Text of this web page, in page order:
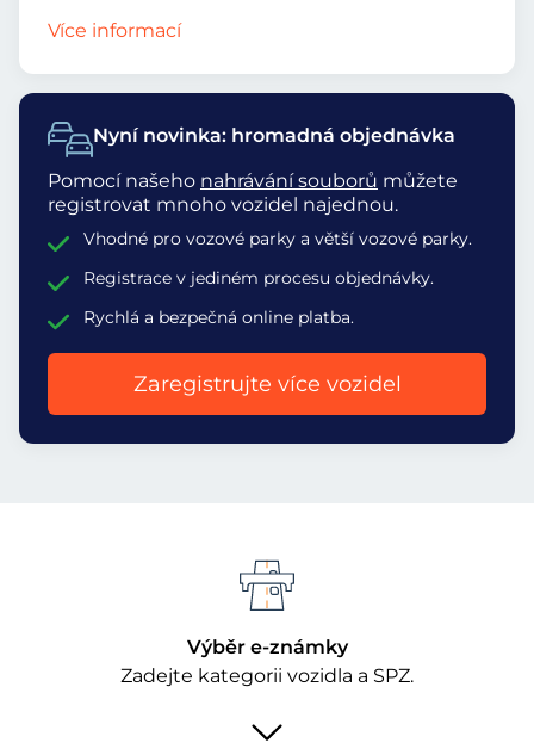
Nyní novinka: hromadná objednávka
Pomocí našeho nahrávání souborů můžete
registrovat mnoho vozidel najednou.
Vhodné pro vozové parky a větší vozové parky.
Registrace v jediném procesu objednávky.
Rychlá a bezpečná online platba.
Zaregistrujte více vozidel
Více informací
Výběr e-známky
Zadejte kategorii vozidla a SPZ.